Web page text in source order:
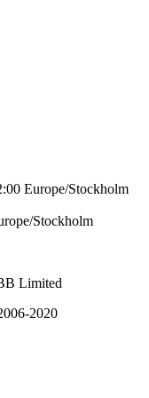
Europe/Stockholm
Stockholm
Limited
2020